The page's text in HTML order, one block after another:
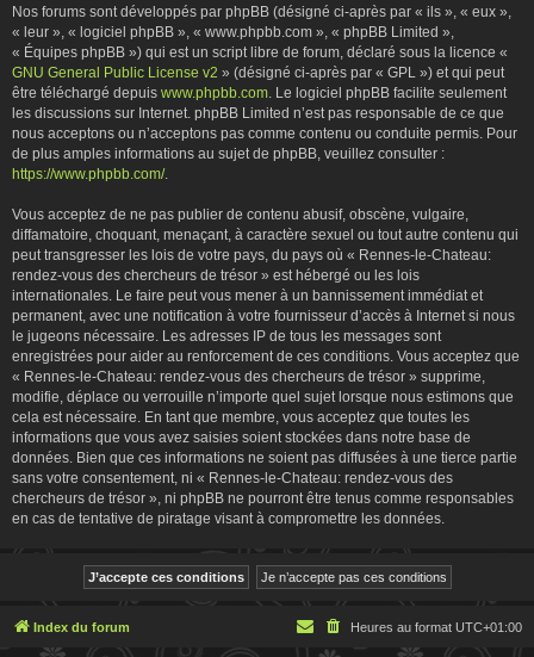
Nos forums sont développés par phpBB (désigné ci-après par « ils », « eux »,
« leur », « logiciel phpBB », « www.phpbb.com », « phpBB Limited »,
« Équipes phpBB ») qui est un script libre de forum, déclaré sous la licence «
GNU General Public License v2 » (désigné ci-après par « GPL ») et qui peut
être téléchargé depuis www.phpbb.com. Le logiciel phpBB facilite seulement
les discussions sur Internet. phpBB Limited n’est pas responsable de ce que
nous acceptons ou n’acceptons pas comme contenu ou conduite permis. Pour
de plus amples informations au sujet de phpBB, veuillez consulter :
https://www.phpbb.com/.
Vous acceptez de ne pas publier de contenu abusif, obscène, vulgaire,
diffamatoire, choquant, menaçant, à caractère sexuel ou tout autre contenu qui
peut transgresser les lois de votre pays, du pays où « Rennes-le-Chateau:
rendez-vous des chercheurs de trésor » est hébergé ou les lois
internationales. Le faire peut vous mener à un bannissement immédiat et
permanent, avec une notification à votre fournisseur d’accès à Internet si nous
le jugeons nécessaire. Les adresses IP de tous les messages sont
enregistrées pour aider au renforcement de ces conditions. Vous acceptez que
« Rennes-le-Chateau: rendez-vous des chercheurs de trésor » supprime,
modifie, déplace ou verrouille n’importe quel sujet lorsque nous estimons que
cela est nécessaire. En tant que membre, vous acceptez que toutes les
informations que vous avez saisies soient stockées dans notre base de
données. Bien que ces informations ne soient pas diffusées à une tierce partie
sans votre consentement, ni « Rennes-le-Chateau: rendez-vous des
chercheurs de trésor », ni phpBB ne pourront être tenus comme responsables
en cas de tentative de piratage visant à compromettre les données.
Index du forum Heures au format UTC+01:00